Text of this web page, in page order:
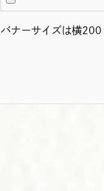
バナーサイズは横200